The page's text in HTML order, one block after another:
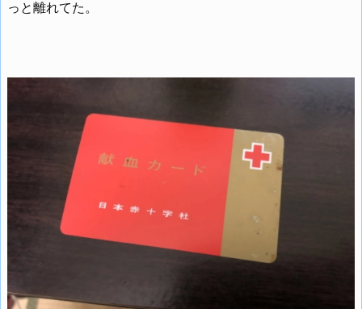
っと離れてた。